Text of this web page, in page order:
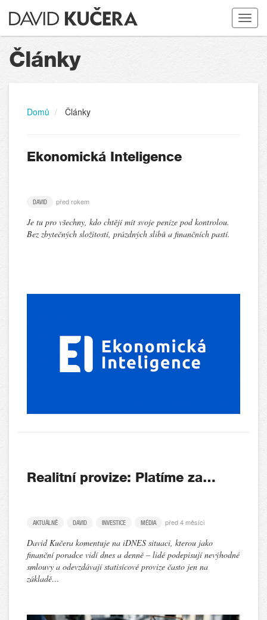
Toggle
Články
Domů Články
Ekonomická Inteligence
DAVID před rokem
Je tu pro všechny, kdo chtějí mít svoje peníze pod kontrolou.
Bez zbytečných složitostí, prázdných slibů a finančních pastí.
Realitní provize: Platíme za…
AKTUÁLNĚ DAVID INVESTICE MÉDIA před 4 měsíci
David Kučera komentuje na iDNES situaci, kterou jako
finanční poradce vidí dnes a denně – lidé podepisují nevýhodné
smlouvy a odevzdávají statisícové provize často jen na
základě…